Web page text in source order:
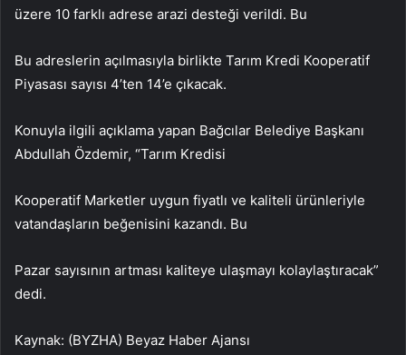
üzere 10 farklı adrese arazi desteği verildi. Bu
Bu adreslerin açılmasıyla birlikte Tarım Kredi Kooperatif
Piyasası sayısı 4’ten 14’e çıkacak.
Konuyla ilgili açıklama yapan Bağcılar Belediye Başkanı
Abdullah Özdemir, “Tarım Kredisi
Kooperatif Marketler uygun fiyatlı ve kaliteli ürünleriyle
vatandaşların beğenisini kazandı. Bu
Pazar sayısının artması kaliteye ulaşmayı kolaylaştıracak”
dedi.
Kaynak: (BYZHA) Beyaz Haber Ajansı